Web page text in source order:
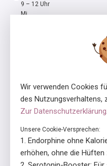
9 – 12 Uhr
Mi
ensa ist ein Programm der
unterstützt durch die Beisheim
In Zusammenarbeit
Wir verwenden Cookies
des Nutzungsverhaltens,
Zur Datenschutzerklärung
Unsere Cookie-Versprechen:
Endorphine ohne
erhöhen, ohne die Hüften